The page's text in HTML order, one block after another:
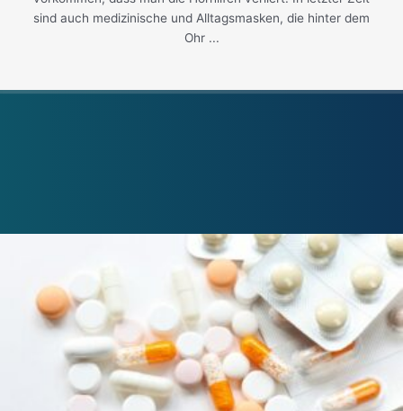
sind auch medizinische und Alltagsmasken, die hinter dem
Ohr ...